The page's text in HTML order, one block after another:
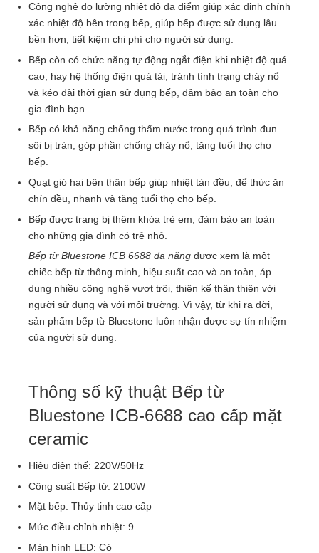
Công nghệ đo lường nhiệt độ đa điểm giúp xác định chính
xác nhiệt độ bên trong bếp, giúp bếp được sử dụng lâu
bền hơn, tiết kiệm chi phí cho người sử dụng.
Bếp còn có chức năng tự động ngắt điện khi nhiệt độ quá
cao, hay hệ thống điện quá tải, tránh tính trạng cháy nổ
và kéo dài thời gian sử dụng bếp, đảm bảo an toàn cho
gia đình bạn.
Bếp có khả năng chống thấm nước trong quá trình đun
sôi bị tràn, góp phần chống cháy nổ, tăng tuổi thọ cho
bếp.
Quạt gió hai bên thân bếp giúp nhiệt tản đều, để thức ăn
chín đều, nhanh và tăng tuổi thọ cho bếp.
Bếp được trang bị thêm khóa trẻ em, đảm bảo an toàn
cho những gia đình có trẻ nhỏ.
Bếp từ Bluestone ICB 6688 đa năng được xem là một
chiếc bếp từ thông minh, hiệu suất cao và an toàn, áp
dụng nhiều công nghệ vượt trội, thiên kế thân thiện với
người sử dụng và với môi trường. Vì vậy, từ khi ra đời,
sản phẩm bếp từ Bluestone luôn nhận được sự tín nhiệm
của người sử dụng.
Thông số kỹ thuật Bếp từ
Bluestone ICB-6688 cao cấp mặt
ceramic
Hiệu điện thế: 220V/50Hz
Công suất Bếp từ: 2100W
Mặt bếp: Thủy tinh cao cấp
Mức điều chỉnh nhiệt: 9
Màn hình LED: Có